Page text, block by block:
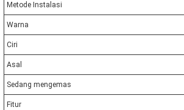
Metode Instalasi
Warna
Ciri
Asal
Sedang mengemas
Fitur